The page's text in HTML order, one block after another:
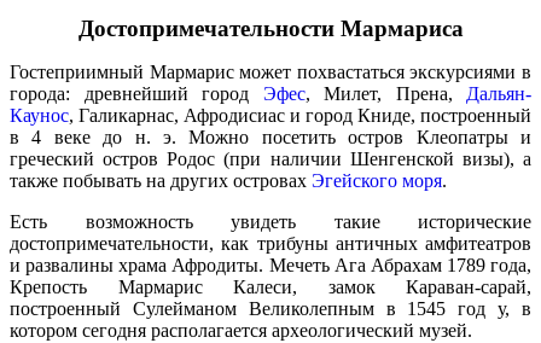
Достопримечательности Мармариса
Гостеприимный Мармарис может похвастаться экскурсиями в
города: древнейший город Эфес, Милет, Прена, Дальян-
Каунос, Галикарнас, Афродисиас и город Книде, построенный
в 4 веке до н. э. Можно посетить остров Клеопатры и
греческий остров Родос (при наличии Шенгенской визы), а
также побывать на других островах Эгейского моря.
Есть возможность увидеть такие исторические
достопримечательности, как трибуны античных амфитеатров
и развалины храма Афродиты. Мечеть Ага Абрахам 1789 года,
Крепость Мармарис Калеси, замок Караван-сарай,
построенный Сулейманом Великолепным в 1545 год у, в
котором сегодня располагается археологический музей.